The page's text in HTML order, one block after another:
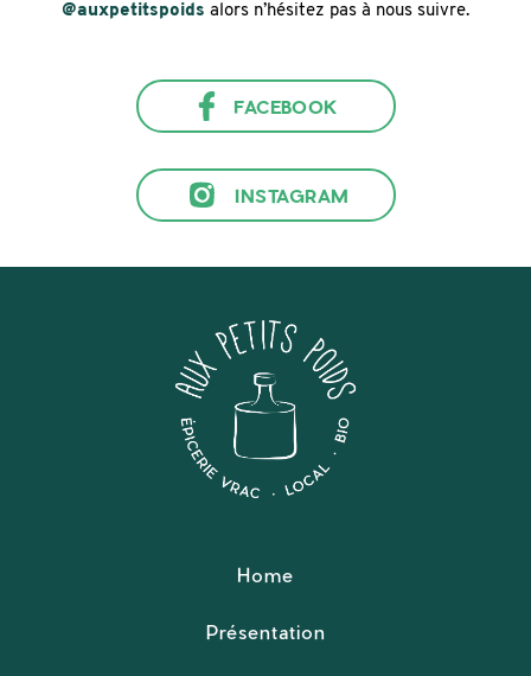
@auxpetitspoids alors n’hésitez pas à nous suivre.
FACEBOOK
INSTAGRAM
Home
Présentation